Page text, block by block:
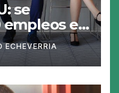
se
empleos en
recalcula
las
ECHEVERRIA